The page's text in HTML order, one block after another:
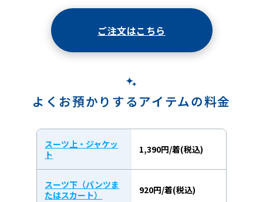
ご注文はこちら
よくお預かりするアイテムの料金
スーツ上・ジャケッ
ト
1,390円/着(税込)
スーツ下（パンツま
たはスカート）
920円/着(税込)